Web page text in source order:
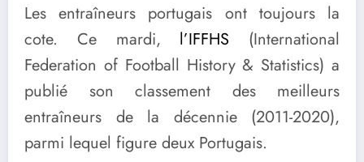
Les entraîneurs portugais ont toujours la
cote. Ce mardi, l’IFFHS (International
Federation of Football History & Statistics) a
publié son classement des meilleurs
entraîneurs de la décennie (2011-2020),
parmi lequel figure deux Portugais.